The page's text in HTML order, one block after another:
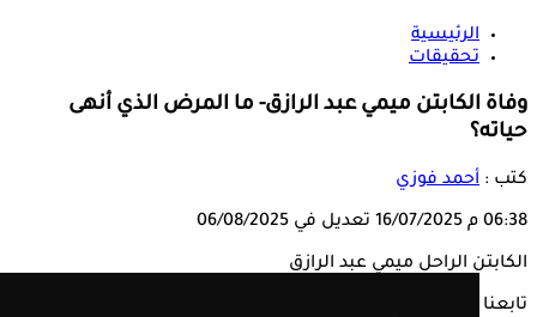
الرئيسية
تحقيقات
وفاة الكابتن ميمي عبد الرازق- ما المرض الذي أنهى
حياته؟
كتب : أحمد فوزي
06:38 م 16/07/2025 تعديل في 06/08/2025
الكابتن الراحل ميمي عبد الرازق
تابعنا على